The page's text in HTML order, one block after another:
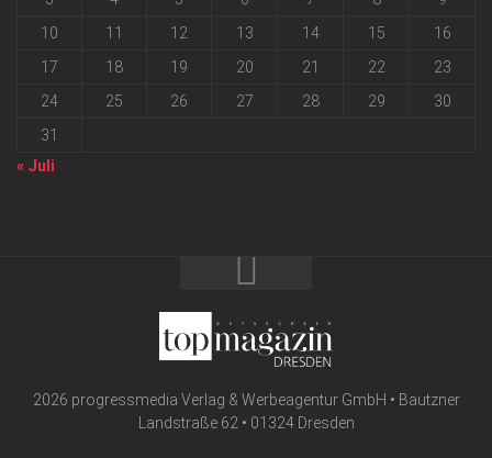
10
11 12 13 14 15
16
17
18 19 20 21 22
23
24
25 26 27 28 29
30
31
« Juli
2026 progressmedia Verlag & Werbeagentur GmbH • Bautzner
Landstraße 62 • 01324 Dresden